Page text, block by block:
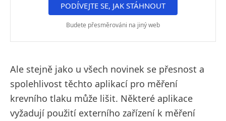
PODÍVEJTE SE, JAK STÁHNOUT
Budete přesměrováni na jiný web
Ale stejně jako u všech novinek se přesnost a
spolehlivost těchto aplikací pro měření
krevního tlaku může lišit. Některé aplikace
vyžadují použití externího zařízení k měření